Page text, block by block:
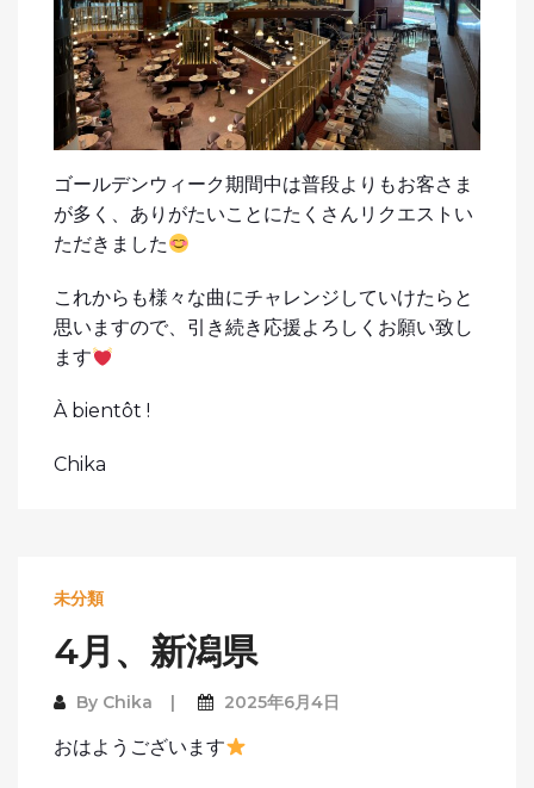
ゴールデンウィーク期間中は普段よりもお客さま
が多く、ありがたいことにたくさんリクエストい
ただきました
これからも様々な曲にチャレンジしていけたらと
思いますので、引き続き応援よろしくお願い致し
ます
À bientôt !
Chika
未分類
4月、新潟県
By Chika 2025年6月4日
おはようございます